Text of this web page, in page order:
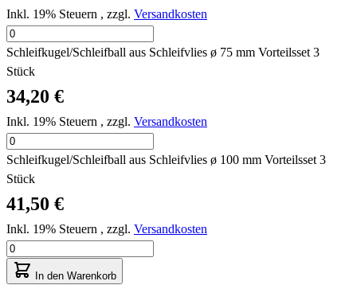
Inkl. 19% Steuern , zzgl. Versandkosten
Schleifkugel/Schleifball aus Schleifvlies ø 75 mm Vorteilsset 3
Stück
34,20 €
Inkl. 19% Steuern , zzgl. Versandkosten
Schleifkugel/Schleifball aus Schleifvlies ø 100 mm Vorteilsset 3
Stück
41,50 €
Inkl. 19% Steuern , zzgl. Versandkosten
In den Warenkorb